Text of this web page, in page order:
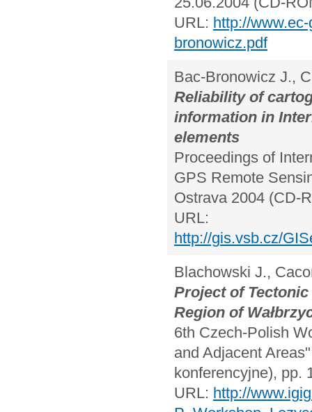
URL: http://
bronowicz.pdf
Bac-Bronowicz J.,
Reliability of
information in
elements
Proceedings of
GPS Remote
Ostrava 2004 (CD-
URL:
http://gis.vsb.cz/
Blachowski J.,
Project of
Region of
6th Czech-Polish
and Adjacent
konferencyjne), pp.
URL: http://